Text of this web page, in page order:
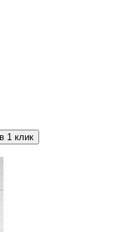
1 клик